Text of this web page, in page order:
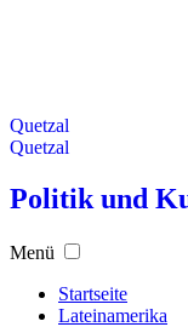
Quetzal
Quetzal
Politik und
Menü
Startseite
Lateinamerika